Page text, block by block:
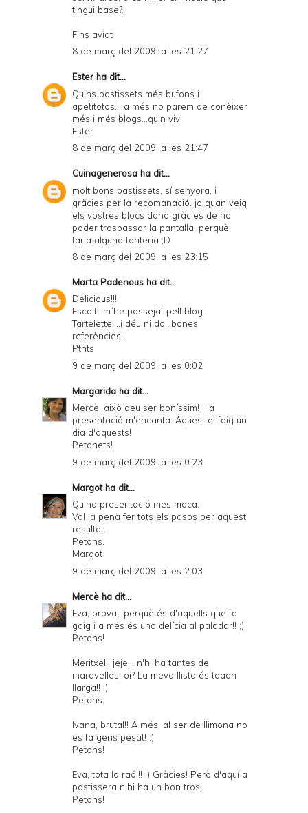
tingui base?.
Fins aviat
8 de març del 2009, a les 21:27
Ester ha dit...
Quins pastissets més bufons i
apetitotos..i a més no parem de conèixer
més i més blogs...quin vivi
Ester
8 de març del 2009, a les 21:47
Cuinagenerosa ha dit...
molt bons pastissets, sí senyora, i
gràcies per la recomanació. jo quan veig
els vostres blocs dono gràcies de no
poder traspassar la pantalla, perquè
faria alguna tonteria ;D
8 de març del 2009, a les 23:15
Marta Padenous ha dit...
Delicious!!!
Escolt...m´he passejat pell blog
Tartelette....i déu ni do...bones
referències!
Ptnts
9 de març del 2009, a les 0:02
Margarida ha dit...
Mercè, això deu ser boníssim! I la
presentació m'encanta. Aquest el faig un
dia d'aquests!
Petonets!
9 de març del 2009, a les 0:23
Margotha dit...
Quina presentació mes maca.
Val la pena fer tots els pasos per aquest
resultat.
Petons.
Margot
9 de març del 2009, a les 2:03
Mercè ha dit...
Eva, prova'l perquè és d'aquells que fa
goig i a més és una delícia al paladar!! ;)
Petons!
Meritxell, jeje... n'hi ha tantes de
maravelles, oi? La meva llista és taaan
llarga!! ;)
Petons.
Ivana, brutal!! A més, al ser de llimona no
es fa gens pesat! ;)
Petons!
Eva, tota la raó!!! :) Gràcies! Però d'aquí a
pastissera n'hi ha un bon tros!!
Petons!